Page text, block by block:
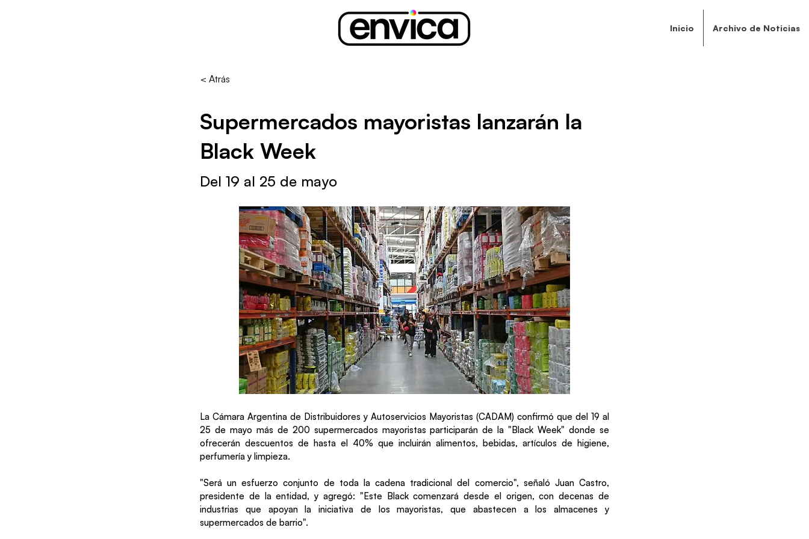
Inicio Archivo de Noticias
< Atrás
Supermercados mayoristas lanzarán la
Black Week
Del 19 al 25 de mayo
La Cámara Argentina de Distribuidores y Autoservicios Mayoristas (CADAM) confirmó que del 19 al
25 de mayo más de 200 supermercados mayoristas participarán de la "Black Week" donde se
ofrecerán descuentos de hasta el 40% que incluirán alimentos, bebidas, artículos de higiene,
perfumería y limpieza.
"Será un esfuerzo conjunto de toda la cadena tradicional del comercio", señaló Juan Castro,
presidente de la entidad, y agregó: "Este Black comenzará desde el origen, con decenas de
industrias que apoyan la iniciativa de los mayoristas, que abastecen a los almacenes y
supermercados de barrio".